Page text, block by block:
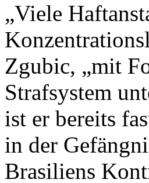
„Viele
Zgubic, „mit
Strafsystem
ist er bereits
in der
Brasiliens